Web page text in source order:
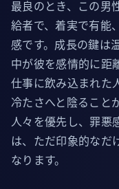
最良のとき、この男
給者で、着実で有能
感です。成長の鍵は
中が彼を感情的に距
仕事に飲み込まれた
冷たさへと陰ること
人々を優先し、罪悪
は、ただ印象的なだ
なります。